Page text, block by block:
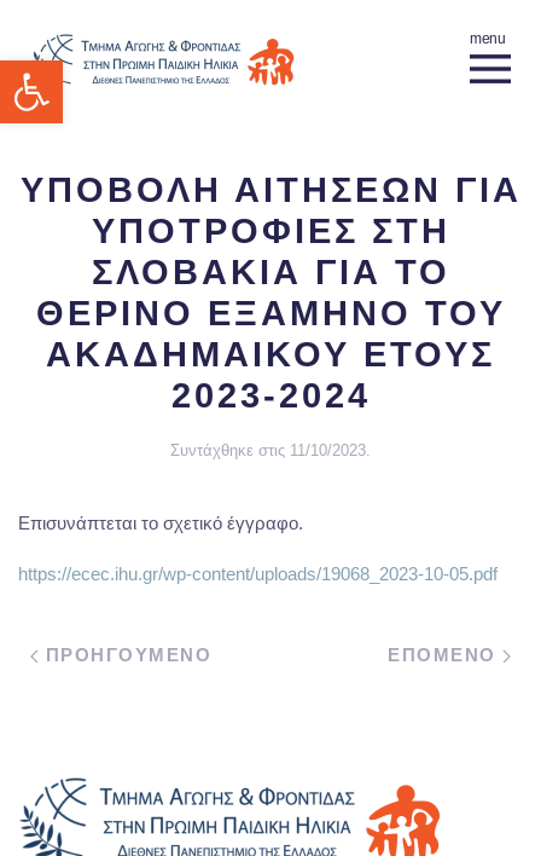
Ανοίξτε τη γραμμή εργαλείων
ΥΠΟΒΟΛΗ ΑΙΤΗΣΕΩΝ ΓΙΑ
ΥΠΟΤΡΟΦΙΕΣ ΣΤΗ
ΣΛΟΒΑΚΙΑ ΓΙΑ ΤΟ
ΘΕΡΙΝΟ ΕΞΑΜΗΝΟ ΤΟΥ
ΑΚΑΔΗΜΑΙΚΟΥ ΕΤΟΥΣ
2023-2024
Συντάχθηκε στις 11/10/2023.
Επισυνάπτεται το σχετικό έγγραφο.
https://ecec.ihu.gr/wp-content/uploads/19068_2023-10-05.pdf
ΠΡΟΗΓΟΥΜΕΝΟ ΕΠΟΜΕΝΟ